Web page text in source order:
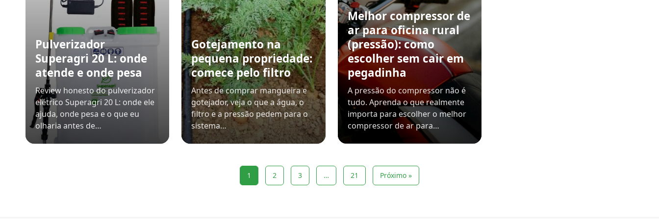
Pulverizador
Superagri 20 L: onde
atende e onde pesa
Review honesto do pulverizador
elétrico Superagri 20 L: onde ele
ajuda, onde pesa e o que eu
olharia antes de…
Gotejamento na
pequena propriedade:
comece pelo filtro
Antes de comprar mangueira e
gotejador, veja o que a água, o
filtro e a pressão pedem para o
sistema…
Melhor compressor de
ar para oficina rural
(pressão): como
escolher sem cair em
pegadinha
A pressão do compressor não é
tudo. Aprenda o que realmente
importa para escolher o melhor
compressor de ar para…
1 2 3 … 21 Próximo »